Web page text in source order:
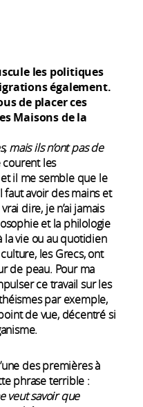
les politiques
également.
de placer ces
Maisons de la
mais ils n’ont pas de
courent les
et il me semble que le
avoir des mains et
dire, je n’ai jamais
et la philologie
la vie ou au quotidien
les Grecs, ont
de peau. Pour ma
ce travail sur les
par exemple,
de vue, décentré si
des premières à
phrase terrible :
veut savoir que